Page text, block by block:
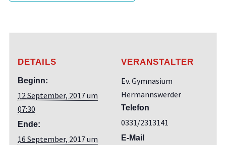
DETAILS
Beginn:
12 September, 2017 um
07:30
Ende:
16 September, 2017 um
VERANSTALTER
Ev. Gymnasium
Hermannswerder
Telefon
0331/2313141
E-Mail